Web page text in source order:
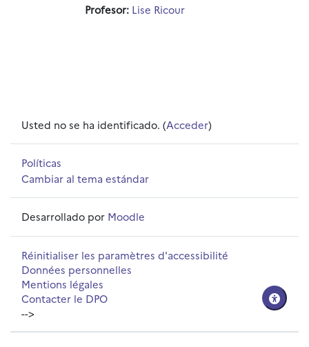
Profesor: Lise Ricour
Usted no se ha identificado. (Acceder)
Políticas
Cambiar al tema estándar
Desarrollado por Moodle
Réinitialiser les paramètres d'accessibilité
Données personnelles
Mentions légales
Contacter le DPO
-->